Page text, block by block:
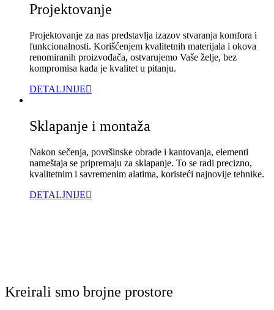
Projektovanje
Projektovanje za nas predstavlja izazov stvaranja komfora i
funkcionalnosti. Korišćenjem kvalitetnih materijala i okova
renomiranih proizvođača, ostvarujemo Vaše želje, bez
kompromisa kada je kvalitet u pitanju.
DETALJNIJE
Sklapanje i montaža
Nakon sečenja, površinske obrade i kantovanja, elementi
nameštaja se pripremaju za sklapanje. To se radi precizno,
kvalitetnim i savremenim alatima, koristeći najnovije tehnike.
DETALJNIJE
Kreirali smo brojne prostore